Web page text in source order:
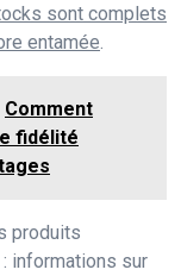
sont complets
entamée
Comment
fidélité
produits
informations sur